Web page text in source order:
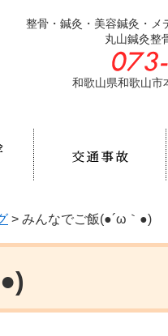
整骨・鍼灸・美容鍼灸・メ
丸山鍼灸整
和歌山県和歌山市
> みんなでご飯(●´ω｀●)